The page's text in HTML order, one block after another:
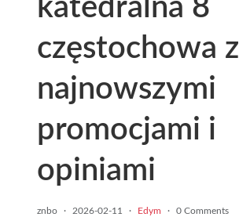
katedralna 8
częstochowa z
najnowszymi
promocjami i
opiniami
znbo · 2026-02-11 · Edym · 0 Comments